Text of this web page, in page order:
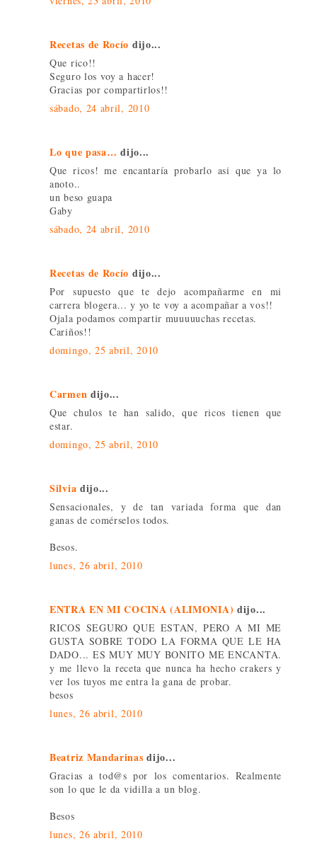
Recetas de Rocío dijo...
Que rico!!
Seguro los voy a hacer!
Gracias por compartirlos!!
sábado, 24 abril, 2010
Lo que pasa… dijo...
Que ricos! me encantaría probarlo asi que ya lo
anoto..
un beso guapa
Gaby
sábado, 24 abril, 2010
Recetas de Rocío dijo...
Por supuesto que te dejo acompañarme en mi
carrera blogera... y yo te voy a acompañar a vos!!
Ojala podamos compartir muuuuuchas recetas.
Cariños!!
domingo, 25 abril, 2010
Carmen dijo...
Que chulos te han salido, que ricos tienen que
estar.
domingo, 25 abril, 2010
Silvia dijo...
Sensacionales, y de tan variada forma que dan
ganas de comérselos todos.
Besos.
lunes, 26 abril, 2010
ENTRA EN MI COCINA (ALIMONIA) dijo...
RICOS SEGURO QUE ESTAN, PERO A MI ME
GUSTA SOBRE TODO LA FORMA QUE LE HA
DADO... ES MUY MUY BONITO ME ENCANTA.
y me llevo la receta que nunca ha hecho crakers y
ver los tuyos me entra la gana de probar.
besos
lunes, 26 abril, 2010
Beatriz Mandarinas dijo...
Gracias a tod@s por los comentarios. Realmente
son lo que le da vidilla a un blog.
Besos
lunes, 26 abril, 2010